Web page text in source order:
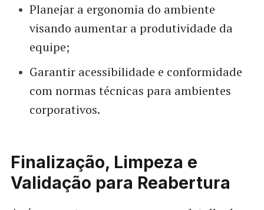
Planejar a ergonomia do ambiente
visando aumentar a produtividade da
equipe;
Garantir acessibilidade e conformidade
com normas técnicas para ambientes
corporativos.
Finalização, Limpeza e
Validação para Reabertura